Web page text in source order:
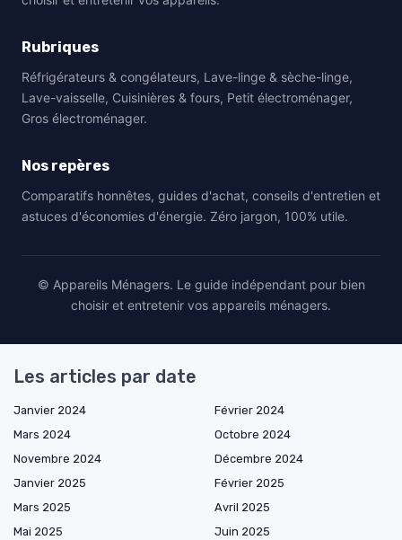
Rubriques
Réfrigérateurs & congélateurs, Lave-linge & sèche-linge,
Lave-vaisselle, Cuisinières & fours, Petit électroménager,
Gros électroménager.
Nos repères
Comparatifs honnêtes, guides d'achat, conseils d'entretien et
astuces d'économies d'énergie. Zéro jargon, 100% utile.
© Appareils Ménagers. Le guide indépendant pour bien
choisir et entretenir vos appareils ménagers.
Les articles par date
Janvier 2024
Février 2024
Mars 2024
Octobre 2024
Novembre 2024
Décembre 2024
Janvier 2025
Février 2025
Mars 2025
Avril 2025
Mai 2025
Juin 2025